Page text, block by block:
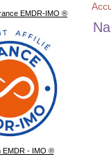
EMDR-IMO ®
EMDR - IMO ®